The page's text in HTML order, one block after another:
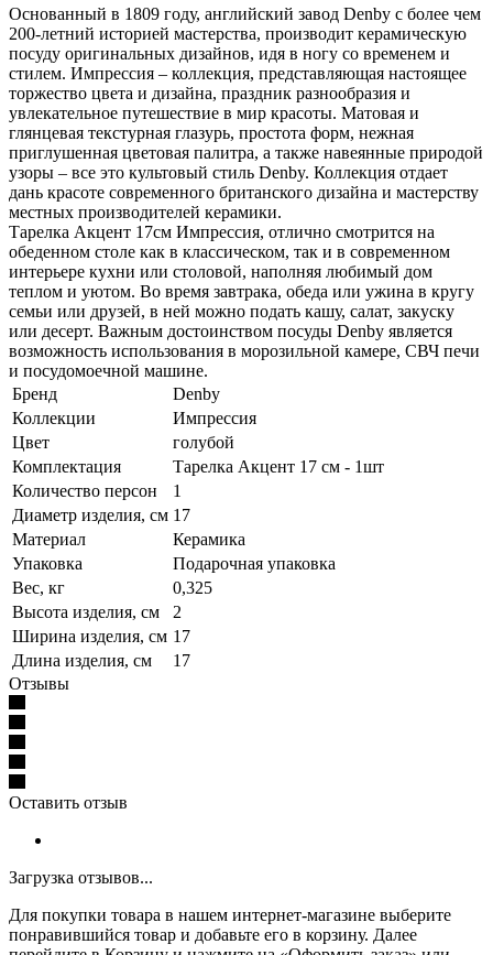
Основанный в 1809 году, английский завод Denby с более чем
200-летний историей мастерства, производит керамическую
посуду оригинальных дизайнов, идя в ногу со временем и
стилем. Импрессия – коллекция, представляющая настоящее
торжество цвета и дизайна, праздник разнообразия и
увлекательное путешествие в мир красоты. Матовая и
глянцевая текстурная глазурь, простота форм, нежная
приглушенная цветовая палитра, а также навеянные природой
узоры – все это культовый стиль Denby. Коллекция отдает
дань красоте современного британского дизайна и мастерству
местных производителей керамики.
Тарелка Акцент 17см Импрессия, отлично смотрится на
обеденном столе как в классическом, так и в современном
интерьере кухни или столовой, наполняя любимый дом
теплом и уютом. Во время завтрака, обеда или ужина в кругу
семьи или друзей, в ней можно подать кашу, салат, закуску
или десерт. Важным достоинством посуды Denby является
возможность использования в морозильной камере, СВЧ печи
и посудомоечной машине.
Бренд
Denby
Коллекции
Импрессия
Цвет
голубой
Комплектация
Тарелка Акцент 17 см - 1шт
Количество персон
1
Диаметр изделия, см 17
Материал
Керамика
Упаковка
Подарочная упаковка
Вес, кг
0,325
Высота изделия, см
2
Ширина изделия, см 17
Длина изделия, см
17
Отзывы
Оставить отзыв
Загрузка отзывов...
Для покупки товара в нашем интернет-магазине выберите
понравившийся товар и добавьте его в корзину. Далее